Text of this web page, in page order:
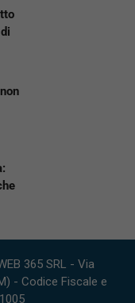
365 SRL - Via
- Codice Fiscale e